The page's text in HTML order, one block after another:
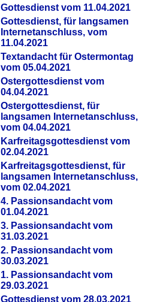
Gottesdienst vom 11.04.2021
Gottesdienst, für langsamen
Internetanschluss, vom
11.04.2021
Textandacht für Ostermontag
vom 05.04.2021
Ostergottesdienst vom
04.04.2021
Ostergottesdienst, für
langsamen Internetanschluss,
vom 04.04.2021
Karfreitagsgottesdienst vom
02.04.2021
Karfreitagsgottesdienst, für
langsamen Internetanschluss,
vom 02.04.2021
4. Passionsandacht vom
01.04.2021
3. Passionsandacht vom
31.03.2021
2. Passionsandacht vom
30.03.2021
1. Passionsandacht vom
29.03.2021
Gottesdienst vom 28.03.2021